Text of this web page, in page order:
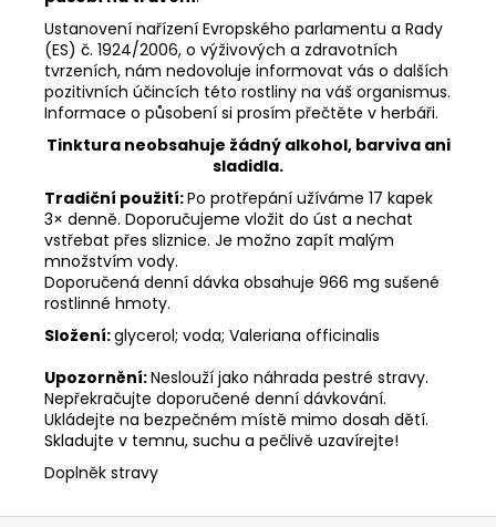
Ustanovení nařízení Evropského parlamentu a Rady
(ES) č. 1924/2006, o výživových a zdravotních
tvrzeních, nám nedovoluje informovat vás o dalších
pozitivních účincích této rostliny na váš organismus.
Informace o působení si prosím přečtěte v herbáři.
Tinktura neobsahuje žádný alkohol, barviva ani
sladidla.
Tradiční použití:Po protřepání užíváme 17 kapek
3× denně. Doporučujeme vložit do úst a nechat
vstřebat přes sliznice. Je možno zapít malým
množstvím vody.
Doporučená denní dávka obsahuje 966 mg sušené
rostlinné hmoty.
Složení:glycerol; voda; Valeriana officinalis
Upozornění:Neslouží jako náhrada pestré stravy.
Nepřekračujte doporučené denní dávkování.
Ukládejte na bezpečném místě mimo dosah dětí.
Skladujte v temnu, suchu a pečlivě uzavírejte!
Doplněk stravy